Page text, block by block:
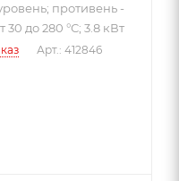
противень -
30 до 280 °С; 3.8 кВт
Арт.: 412846